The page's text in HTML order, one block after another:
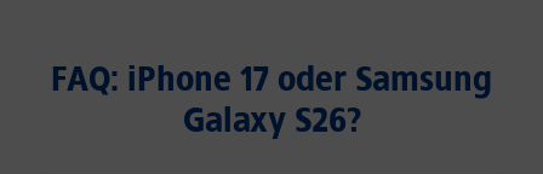
FAQ: iPhone 17 oder Samsung
Galaxy S26?